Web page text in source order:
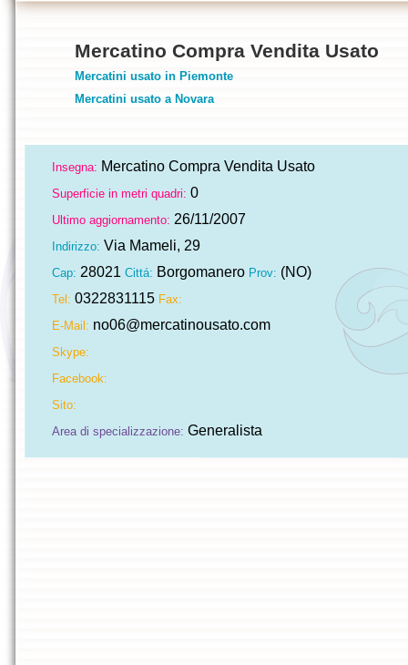
Mercatino Compra Vendita Usato
Mercatini usato in Piemonte
Mercatini usato a Novara
Insegna: Mercatino Compra Vendita Usato
Superficie in metri quadri: 0
Ultimo aggiornamento: 26/11/2007
Indirizzo: Via Mameli, 29
Cap: 28021 Cittá: Borgomanero Prov: (NO)
Tel: 0322831115 Fax:
E-Mail: no06@mercatinousato.com
Skype:
Facebook:
Sito:
Area di specializzazione: Generalista